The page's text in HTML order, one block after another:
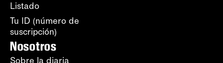
Listado
Tu ID (número de
suscripción)
Nosotros
Sobre la diaria